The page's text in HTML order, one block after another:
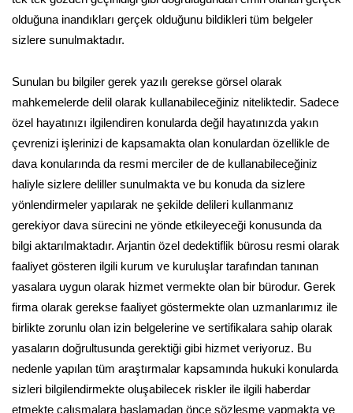
olduğuna inandıkları gerçek olduğunu bildikleri tüm belgeler
sizlere sunulmaktadır.
Sunulan bu bilgiler gerek yazılı gerekse görsel olarak
mahkemelerde delil olarak kullanabileceğiniz niteliktedir. Sadece
özel hayatınızı ilgilendiren konularda değil hayatınızda yakın
çevrenizi işlerinizi de kapsamakta olan konulardan özellikle de
dava konularında da resmi merciler de de kullanabileceğiniz
haliyle sizlere deliller sunulmakta ve bu konuda da sizlere
yönlendirmeler yapılarak ne şekilde delileri kullanmanız
gerekiyor dava sürecini ne yönde etkileyeceği konusunda da
bilgi aktarılmaktadır. Arjantin özel dedektiflik bürosu resmi olarak
faaliyet gösteren ilgili kurum ve kuruluşlar tarafından tanınan
yasalara uygun olarak hizmet vermekte olan bir bürodur. Gerek
firma olarak gerekse faaliyet göstermekte olan uzmanlarımız ile
birlikte zorunlu olan izin belgelerine ve sertifikalara sahip olarak
yasaların doğrultusunda gerektiği gibi hizmet veriyoruz. Bu
nedenle yapılan tüm araştırmalar kapsamında hukuki konularda
sizleri bilgilendirmekte oluşabilecek riskler ile ilgili haberdar
etmekte çalışmalara başlamadan önce sözleşme yapmakta ve